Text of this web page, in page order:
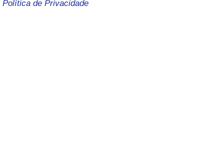
Política de Privacidade